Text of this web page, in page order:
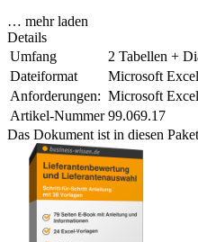
… mehr laden
Details
Umfang
2 Tabellen +
Dateiformat
Microsoft
Anforderungen: Microsoft
Artikel-Nummer 99.069.17
Das Dokument ist in diesen